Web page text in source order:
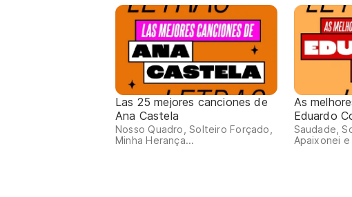
Las 25 mejores canciones de
Ana Castela
Nosso Quadro, Solteiro Forçado,
Minha Herança...
As
Eduardo
Saudade,
Apaixonei e